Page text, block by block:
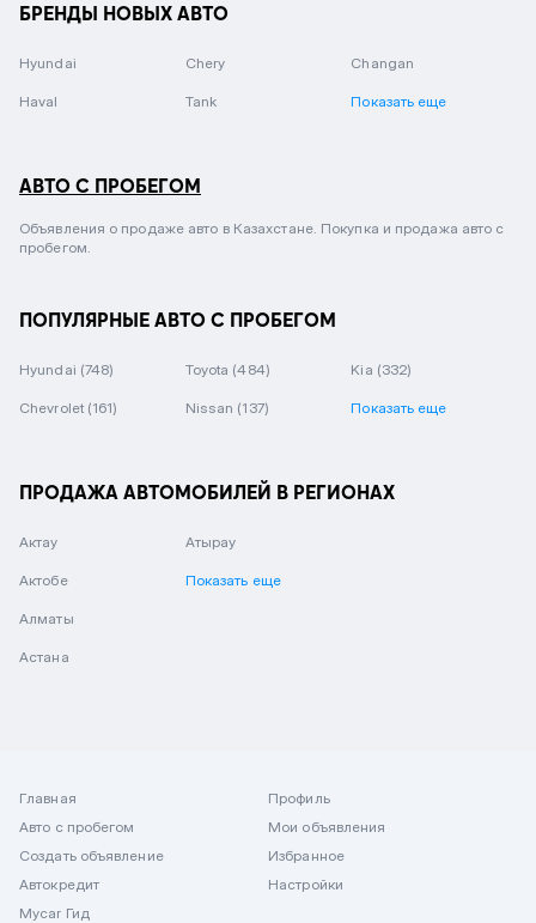
БРЕНДЫ НОВЫХ АВТО
Hyundai Chery Changan
Haval Tank Показать еще
АВТО С ПРОБЕГОМ
Объявления о продаже авто в Казахстане. Покупка и продажа авто с
пробегом.
ПОПУЛЯРНЫЕ АВТО С ПРОБЕГОМ
Hyundai (748) Toyota (484) Kia (332)
Chevrolet (161) Nissan (137) Показать еще
ПРОДАЖА АВТОМОБИЛЕЙ В РЕГИОНАХ
Актау
Актобе
Алматы
Астана
Атырау
Показать еще
Главная
Авто с пробегом
Создать объявление
Автокредит
Mycar Гид
Профиль
Мои объявления
Избранное
Настройки